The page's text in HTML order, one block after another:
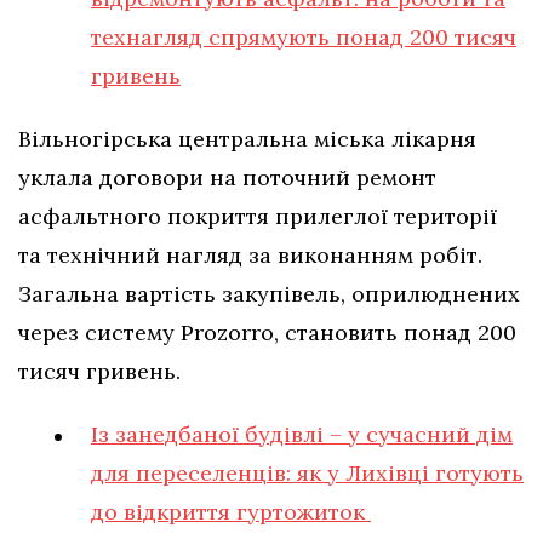
технагляд спрямують понад 200 тисяч
гривень
Вільногірська центральна міська лікарня
уклала договори на поточний ремонт
асфальтного покриття прилеглої території
та технічний нагляд за виконанням робіт.
Загальна вартість закупівель, оприлюднених
через систему Prozorro, становить понад 200
тисяч гривень.
Із занедбаної будівлі – у сучасний дім
для переселенців: як у Лихівці готують
до відкриття гуртожиток